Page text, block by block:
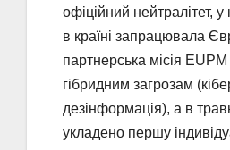
офіційний нейтралітет, у
в країні запрацювала
партнерська місія EUPM
гібридним загрозам
дезінформація), а в
укладено першу